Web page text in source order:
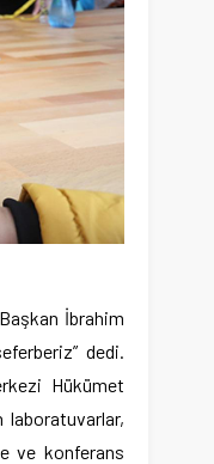
İbrahim
dedi.
Hükümet
laboratuvarlar,
ve konferans